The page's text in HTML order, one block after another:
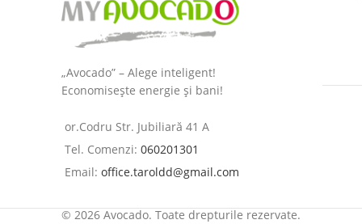
„Avocado” – Alege inteligent!
Economisește energie și bani!
or.Codru Str. Jubiliară 41 A
Tel. Comenzi: 060201301
Email: office.taroldd@gmail.com
© 2026 Avocado. Toate drepturile rezervate.